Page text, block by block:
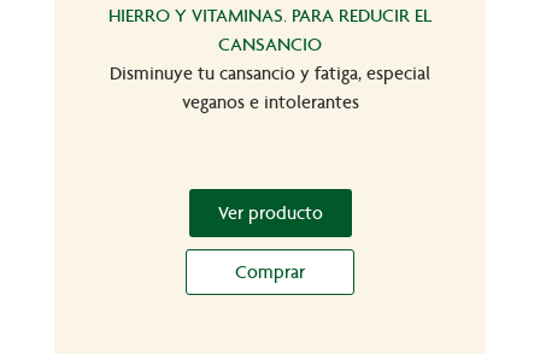
HIERRO Y VITAMINAS. PARA REDUCIR EL
CANSANCIO
Disminuye tu cansancio y fatiga, especial
veganos e intolerantes
Ver producto
Comprar